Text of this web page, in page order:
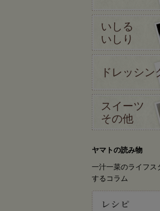
いしる
いしり
ドレッシン
スイーツ
その他
ヤマトの読み物
一汁一菜のライフス
するコラム